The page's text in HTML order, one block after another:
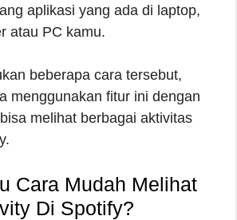
aplikasi yang ada di laptop,
atau PC kamu.
beberapa cara tersebut,
menggunakan fitur ini dengan
melihat berbagai aktivitas
Cara Mudah Melihat
Di Spotify?